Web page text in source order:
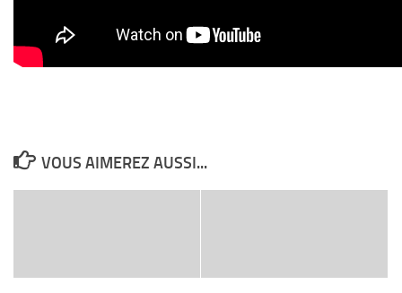
VOUS AIMEREZ AUSSI...